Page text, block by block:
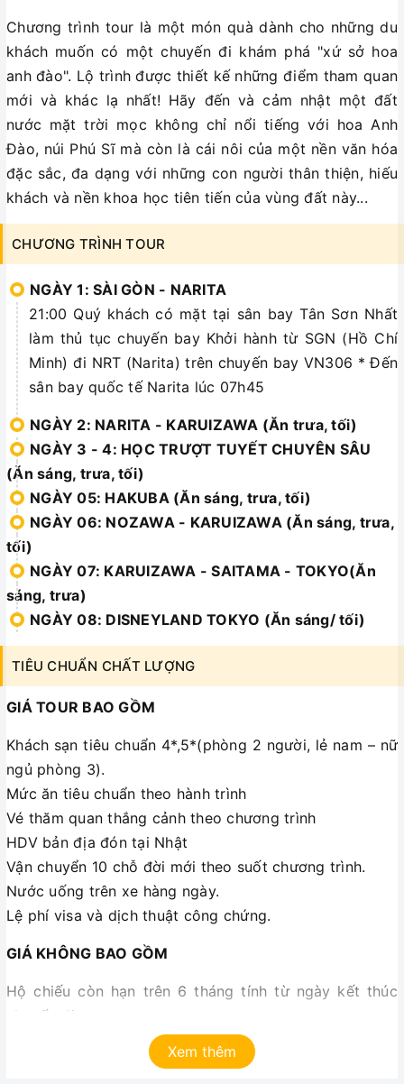
Chương trình tour là một món quà dành cho những du
khách muốn có một chuyến đi khám phá "xứ sở hoa
anh đào". Lộ trình được thiết kế những điểm tham quan
mới và khác lạ nhất! Hãy đến và cảm nhật một đất
nước mặt trời mọc không chỉ nổi tiếng với hoa Anh
Đào, núi Phú Sĩ mà còn là cái nôi của một nền văn hóa
đặc sắc, đa dạng với những con người thân thiện, hiếu
khách và nền khoa học tiên tiến của vùng đất này...
CHƯƠNG TRÌNH TOUR
NGÀY 1: SÀI GÒN - NARITA
21:00 Quý khách có mặt tại sân bay Tân Sơn Nhất
làm thủ tục chuyến bay Khởi hành từ SGN (Hồ Chí
Minh) đi NRT (Narita) trên chuyến bay VN306 * Đến
sân bay quốc tế Narita lúc 07h45
NGÀY 2: NARITA - KARUIZAWA (Ăn trưa, tối)
NGÀY 3 - 4: HỌC TRƯỢT TUYẾT CHUYÊN SÂU
(Ăn sáng, trưa, tối)
NGÀY 05: HAKUBA (Ăn sáng, trưa, tối)
NGÀY 06: NOZAWA - KARUIZAWA (Ăn sáng, trưa,
tối)
NGÀY 07: KARUIZAWA - SAITAMA - TOKYO(Ăn
sáng, trưa)
NGÀY 08: DISNEYLAND TOKYO (Ăn sáng/ tối)
TIÊU CHUẨN CHẤT LƯỢNG
GIÁ TOUR BAO GỒM
Khách sạn tiêu chuẩn 4*,5*(phòng 2 người, lẻ nam – nữ
ngủ phòng 3).
Mức ăn tiêu chuẩn theo hành trình
Vé thăm quan thắng cảnh theo chương trình
HDV bản địa đón tại Nhật
Vận chuyển 10 chỗ đời mới theo suốt chương trình.
Nước uống trên xe hàng ngày.
Lệ phí visa và dịch thuật công chứng.
GIÁ KHÔNG BAO GỒM
Hộ chiếu còn hạn trên 6 tháng tính từ ngày kết thúc
chuyến đi.
Phụ thu phòng đơn nếu có : 5,000,000 VNĐ/1 tour.
Xem thêm